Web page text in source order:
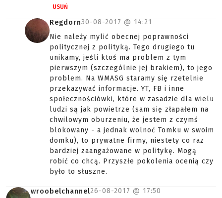
USUŃ
Regdorn30-08-2017 @ 14:21
Nie należy mylić obecnej poprawności
politycznej z polityką. Tego drugiego tu
unikamy, jeśli ktoś ma problem z tym
pierwszym (szczególnie jej brakiem), to jego
problem. Na WMASG staramy się rzetelnie
przekazywać informacje. YT, FB i inne
społecznościówki, które w zasadzie dla wielu
ludzi są jak powietrze (sam się złapałem na
chwilowym oburzeniu, że jestem z czymś
blokowany - a jednak wolnoć Tomku w swoim
domku), to prywatne firmy, niestety co raz
bardziej zaangażowane w politykę. Mogą
robić co chcą. Przyszłe pokolenia ocenią czy
było to słuszne.
wroobelchannel26-08-2017 @ 17:50